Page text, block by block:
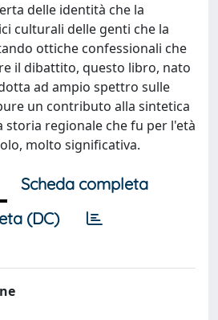
delle identità che la
culturali delle genti che la
ottiche confessionali che
il dibattito, questo libro, nato
ad ampio spettro sulle
un contributo alla sintetica
storia regionale che fu per l'età
molto significativa.
Scheda completa
(DC)